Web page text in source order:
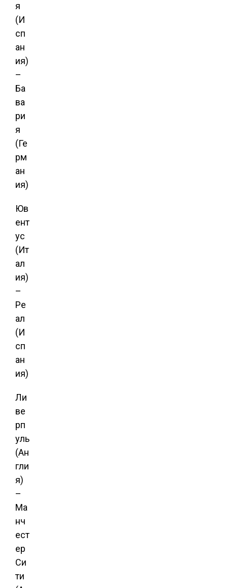
я
(И
сп
ан
ия)
–
Ба
ва
ри
я
(Ге
рм
ан
ия)
Юв
ент
ус
(Ит
ал
ия)
–
Ре
ал
(И
сп
ан
ия)
Ли
ве
рп
уль
(Ан
гли
я)
–
Ма
нч
ест
ер
Си
ти